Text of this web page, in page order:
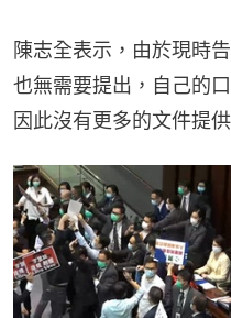
陳志全表示，由於現時
也無需要提出，自己的
因此沒有更多的文件提